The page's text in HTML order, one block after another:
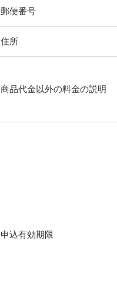
郵便番号
住所
商品代金以外の料金の説明
申込有効期限